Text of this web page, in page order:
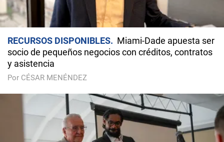
RECURSOS DISPONIBLES
Miami-Dade apuesta ser
socio de pequeños negocios con créditos, contratos
y asistencia
Por CÉSAR MENÉNDEZ